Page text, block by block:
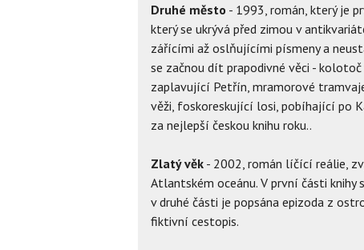
Druhé město - 1993, román, který je
který se ukrývá před zimou v
zářícími až oslňujícími písmeny a
se začnou dít prapodivné věci -
zaplavující Petřín, mramorové
věži, foskoreskující losi, pobíhající po
za nejlepší českou knihu roku..
Zlatý věk - 2002, román líčící reálie,
Atlantském oceánu. V první části
v druhé části je popsána epizoda z
fiktivní cestopis.